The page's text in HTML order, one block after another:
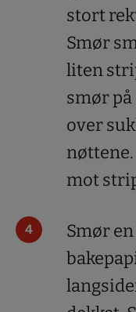
stort
Smør
liten
smør på
over
mot
Smør